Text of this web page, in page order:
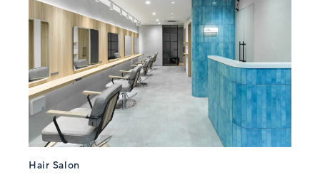
Hair Salon